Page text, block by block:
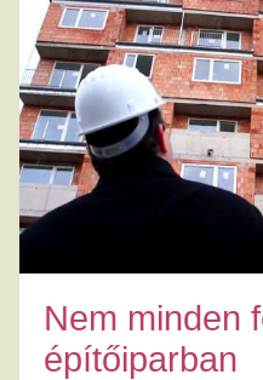
Nem minden
építőiparban